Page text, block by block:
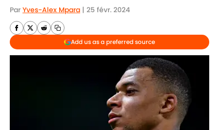
Par Yves-Alex Mpara | 25 févr. 2024
Add us as a preferred source